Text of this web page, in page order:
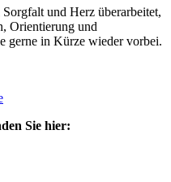
und Herz überarbeitet,
Orientierung und
gerne in Kürze wieder vorbei.
Sie hier: